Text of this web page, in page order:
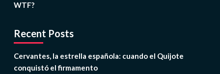
WTF?
Recent Posts
Cervantes, la estrella española: cuando el Quijote
conquistó el firmamento